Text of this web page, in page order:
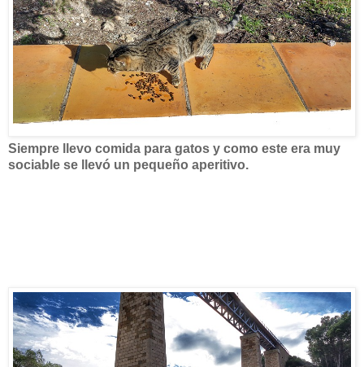
Siempre llevo comida para gatos y como este era muy
sociable se llevó un pequeño aperitivo.